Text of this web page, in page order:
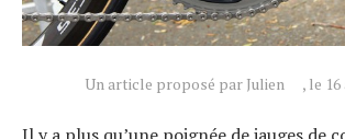
Un article proposé par Julien , le